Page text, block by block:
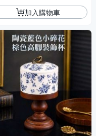
加入購物車